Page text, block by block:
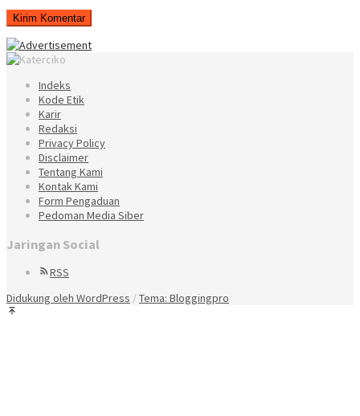
Indeks
Kode Etik
Karir
Redaksi
Privacy Policy
Disclaimer
Tentang Kami
Kontak Kami
Form Pengaduan
Pedoman Media Siber
Jaringan Social
RSS
Didukung oleh WordPress /Tema: Bloggingpro